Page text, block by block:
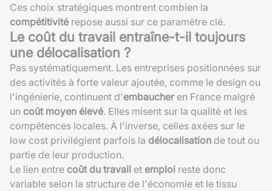
Ces choix stratégiques montrent combien la
compétitivité repose aussi sur ce paramètre clé.
Le coût du travail entraîne-t-il toujours
une délocalisation ?
Pas systématiquement. Les entreprises positionnées sur
des activités à forte valeur ajoutée, comme le design ou
l'ingénierie, continuent d'embaucheren France malgré
un coût moyen élevé. Elles misent sur la qualité et les
compétences locales. À l'inverse, celles axées sur le
low cost privilégient parfois la délocalisation de tout ou
partie de leur production.
Le lien entre coût du travail et emploi reste donc
variable selon la structure de l'économie et le tissu